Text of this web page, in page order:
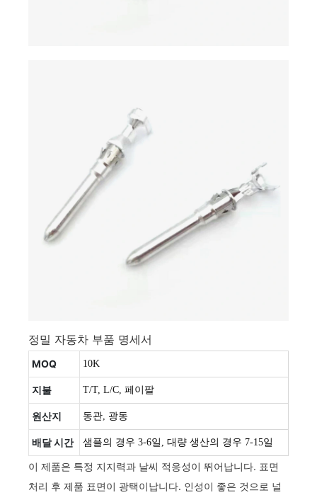
정밀 자동차 부품 명세서
MOQ 10K
지불 T/T, L/C, 페이팔
원산지 동관, 광동
배달 시간 샘플의 경우 3-6일, 대량 생산의 경우 7-15일
이 제품은 특정 지지력과 날씨 적응성이 뛰어납니다. 표면
처리 후 제품 표면이 광택이납니다. 인성이 좋은 것으로 널